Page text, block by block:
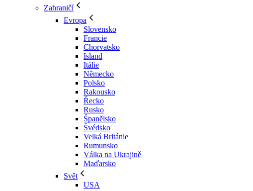
Zahraničí
Evropa
Slovensko
Francie
Chorvatsko
Island
Itálie
Německo
Polsko
Rakousko
Řecko
Rusko
Španělsko
Švédsko
Velká Británie
Rumunsko
Válka na Ukrajině
Maďarsko
Svět
USA